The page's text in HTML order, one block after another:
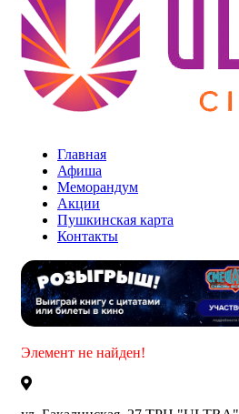
Главная
Афиша
Меморандум
Акции
Пушкинская карта
Контакты
Элемент не найден!